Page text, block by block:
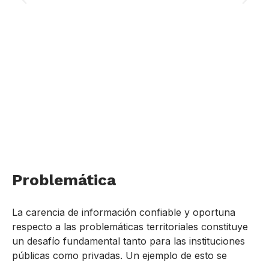
Problemática
La carencia de información confiable y oportuna
respecto a las problemáticas territoriales constituye
un desafío fundamental tanto para las instituciones
públicas como privadas. Un ejemplo de esto se